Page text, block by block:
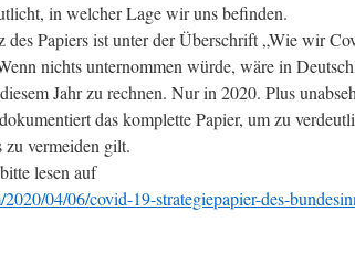
in welcher Lage wir uns befinden.
des Papiers ist unter der Überschrift „Wie wir
nichts unternommen würde, wäre in
Jahr zu rechnen. Nur in 2020. Plus
das komplette Papier, um zu
zu vermeiden gilt.
lesen auf
04/06/covid-19-strategiepapier-des-